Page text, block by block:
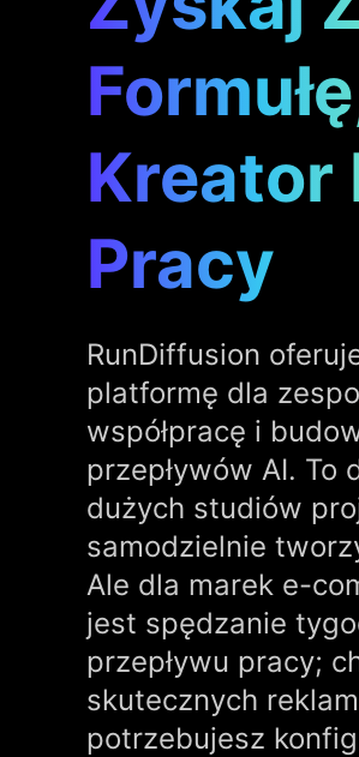
Kreator
Pracy
RunDiffusion
platformę dla
współpracę i
przepływów AI. To
dużych studiów
samodzielnie
Ale dla marek e-
jest spędzanie
przepływu pracy;
skutecznych
potrzebujesz